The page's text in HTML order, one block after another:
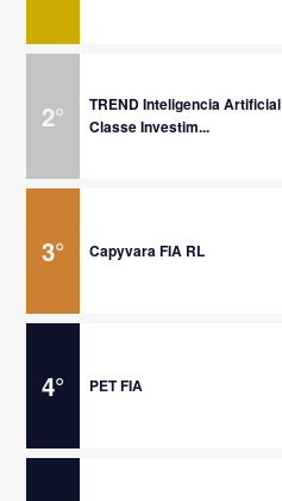
2°
TREND Inteligencia Artificial
Classe Investim...
3° Capyvara FIA RL
4° PET FIA